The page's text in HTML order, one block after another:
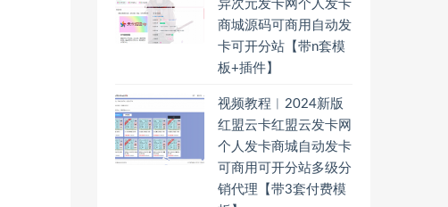
异次元发卡网个人发卡
商城源码可商用自动发
卡可开分站【带n套模
板+插件】
视频教程︱2024新版
红盟云卡红盟云发卡网
个人发卡商城自动发卡
可商用可开分站多级分
销代理【带3套付费模